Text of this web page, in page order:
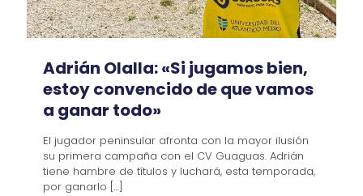
Adrián Olalla: «Si jugamos bien,
estoy convencido de que vamos
a ganar todo»
El jugador peninsular afronta con la mayor ilusión
su primera campaña con el CV Guaguas. Adrián
tiene hambre de títulos y luchará, esta temporada,
por ganarlo […]